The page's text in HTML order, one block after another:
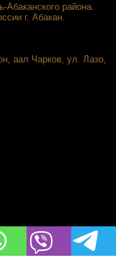
Абаканского района.
г. Абакан.
аал Чарков, ул. Лазо,